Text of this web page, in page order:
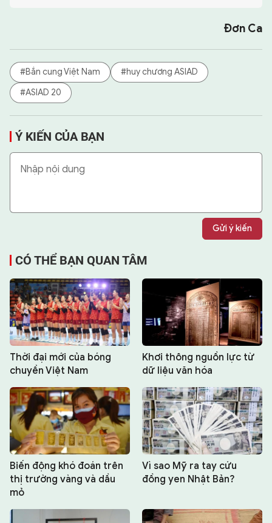
Đơn Ca
#Bắn cung Việt Nam
#huy chương ASIAD
#ASIAD 20
Ý KIẾN CỦA BẠN
Gửi ý kiến
CÓ THỂ BẠN QUAN TÂM
Thời đại mới của bóng
chuyền Việt Nam
Khơi thông nguồn lực từ
dữ liệu văn hóa
Biến động khó đoán trên
thị trường vàng và dầu
mỏ
Vì sao Mỹ ra tay cứu
đồng yen Nhật Bản?